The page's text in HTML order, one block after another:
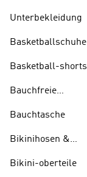
Unterbekleidung
Basketballschuhe
Basketball-shorts
Bauchfreie
Bauchtasche
Bikinihosen &
Bikini-oberteile